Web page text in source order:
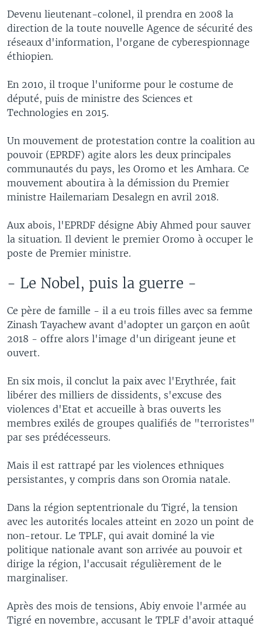
Devenu lieutenant-colonel, il prendra en 2008 la
direction de la toute nouvelle Agence de sécurité des
réseaux d'information, l'organe de cyberespionnage
éthiopien.
En 2010, il troque l'uniforme pour le costume de
député, puis de ministre des Sciences et
Technologies en 2015.
Un mouvement de protestation contre la coalition au
pouvoir (EPRDF) agite alors les deux principales
communautés du pays, les Oromo et les Amhara. Ce
mouvement aboutira à la démission du Premier
ministre Hailemariam Desalegn en avril 2018.
Aux abois, l'EPRDF désigne Abiy Ahmed pour sauver
la situation. Il devient le premier Oromo à occuper le
poste de Premier ministre.
- Le Nobel, puis la guerre -
Ce père de famille - il a eu trois filles avec sa femme
Zinash Tayachew avant d'adopter un garçon en août
2018 - offre alors l'image d'un dirigeant jeune et
ouvert.
En six mois, il conclut la paix avec l'Erythrée, fait
libérer des milliers de dissidents, s'excuse des
violences d'Etat et accueille à bras ouverts les
membres exilés de groupes qualifiés de "terroristes"
par ses prédécesseurs.
Mais il est rattrapé par les violences ethniques
persistantes, y compris dans son Oromia natale.
Dans la région septentrionale du Tigré, la tension
avec les autorités locales atteint en 2020 un point de
non-retour. Le TPLF, qui avait dominé la vie
politique nationale avant son arrivée au pouvoir et
dirige la région, l'accusait régulièrement de le
marginaliser.
Après des mois de tensions, Abiy envoie l'armée au
Tigré en novembre, accusant le TPLF d'avoir attaqué